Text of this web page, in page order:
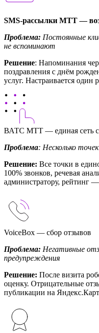
SMS-рассылки МТТ —
Проблема: Постоянные
не вспоминают
Решение: Напоминания
поздравления с днём
услуг. Настраивается один
ВАТС МТТ — единая сеть
Проблема: Несколько
Решение: Все точки в
100% звонков, речевая
администратору, рейтинг
VoiceBox — сбор отзывов
Проблема: Негативные
предупреждения
Решение: После визита
оценку. Отрицательные
публикации на